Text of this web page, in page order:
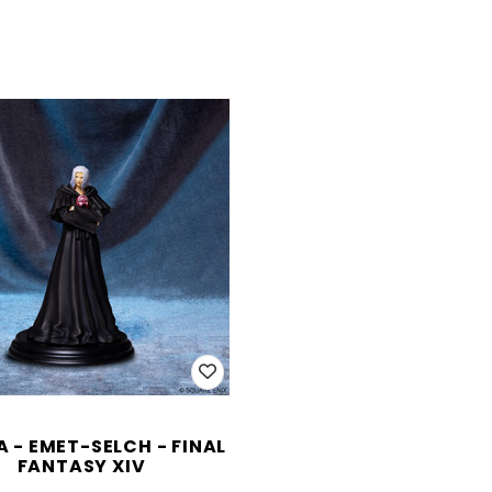
- EMET-SELCH - FINAL
FANTASY XIV